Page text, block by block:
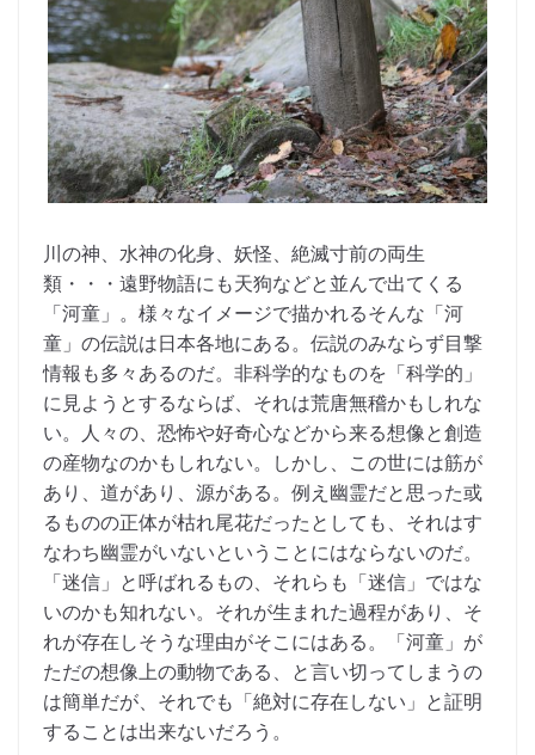
川の神、水神の化身、妖怪、絶滅寸前の両生
類・・・遠野物語にも天狗などと並んで出てくる
「河童」。様々なイメージで描かれるそんな「河
童」の伝説は日本各地にある。伝説のみならず目撃
情報も多々あるのだ。非科学的なものを「科学的」
に見ようとするならば、それは荒唐無稽かもしれな
い。人々の、恐怖や好奇心などから来る想像と創造
の産物なのかもしれない。しかし、この世には筋が
あり、道があり、源がある。例え幽霊だと思った或
るものの正体が枯れ尾花だったとしても、それはす
なわち幽霊がいないということにはならないのだ。
「迷信」と呼ばれるもの、それらも「迷信」ではな
いのかも知れない。それが生まれた過程があり、そ
れが存在しそうな理由がそこにはある。「河童」が
ただの想像上の動物である、と言い切ってしまうの
は簡単だが、それでも「絶対に存在しない」と証明
することは出来ないだろう。